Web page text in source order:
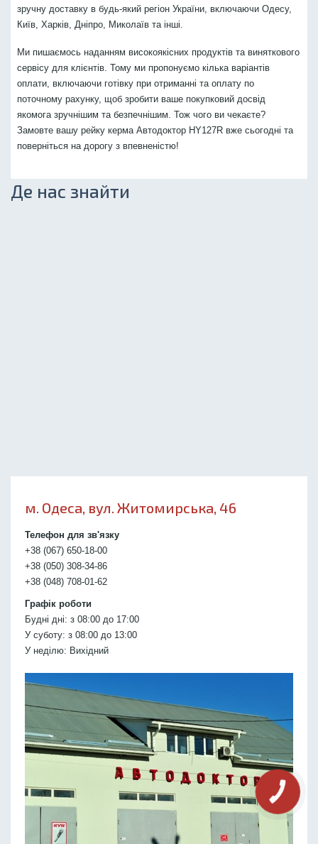
зручну доставку в будь-який регіон України, включаючи Одесу,
Київ, Харків, Дніпро, Миколаїв та інші.
Ми пишаємось наданням високоякісних продуктів та виняткового
сервісу для клієнтів. Тому ми пропонуємо кілька варіантів
оплати, включаючи готівку при отриманні та оплату по
поточному рахунку, щоб зробити ваше покупковий досвід
якомога зручнішим та безпечнішим. Тож чого ви чекаєте?
Замовте вашу рейку керма Автодоктор HY127R вже сьогодні та
поверніться на дорогу з впевненістю!
Де нас знайти
м. Одеса, вул. Житомирська, 46
Телефон для зв'язку
+38 (067) 650-18-00
+38 (050) 308-34-86
+38 (048) 708-01-62
Графік роботи
Будні дні: з 08:00 до 17:00
У суботу: з 08:00 до 13:00
У неділю: Вихідний
КНОПКА
СВЯЗИ